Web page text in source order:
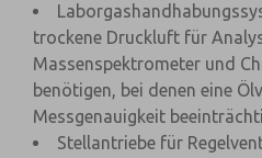
trockene Druckluft für
Massenspektrometer und
benötigen, bei denen eine
Messgenauigkeit
Stellantriebe für